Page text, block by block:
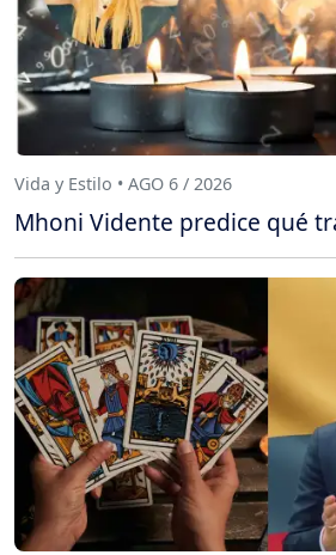
Vida y Estilo • AGO 6 / 2026
Mhoni Vidente predice qué